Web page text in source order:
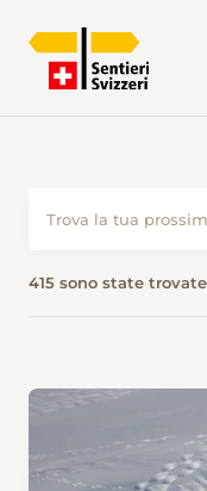
415 sono state